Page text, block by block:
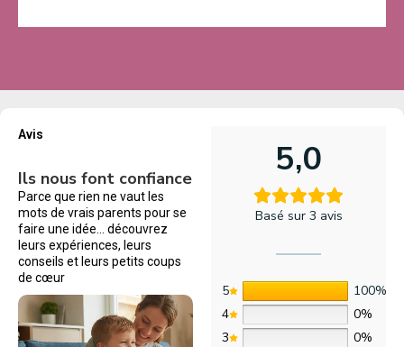
Avis
Ils nous font confiance
Parce que rien ne vaut les
mots de vrais parents pour se
faire une idée… découvrez
leurs expériences, leurs
conseils et leurs petits coups
de cœur
5,0
Basé sur 3 avis
5
100%
4
0%
3
0%